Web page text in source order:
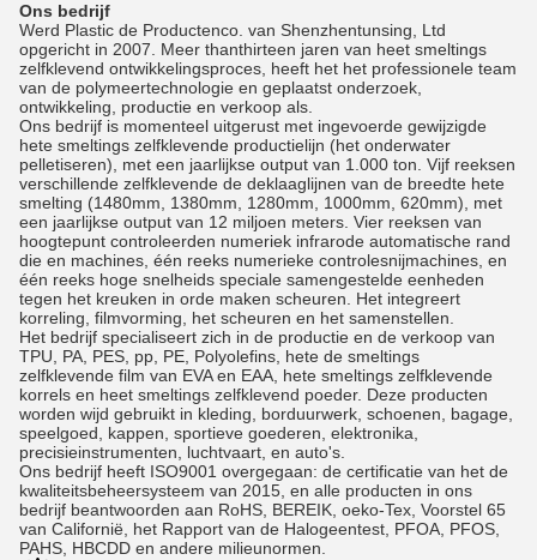
Ons bedrijf
Werd Plastic de Productenco. van Shenzhentunsing, Ltd
opgericht in 2007. Meer thanthirteen jaren van heet smeltings
zelfklevend ontwikkelingsproces, heeft het het professionele team
van de polymeertechnologie en geplaatst onderzoek,
ontwikkeling, productie en verkoop als.
Ons bedrijf is momenteel uitgerust met ingevoerde gewijzigde
hete smeltings zelfklevende productielijn (het onderwater
pelletiseren), met een jaarlijkse output van 1.000 ton. Vijf reeksen
verschillende zelfklevende de deklaaglijnen van de breedte hete
smelting (1480mm, 1380mm, 1280mm, 1000mm, 620mm), met
een jaarlijkse output van 12 miljoen meters. Vier reeksen van
hoogtepunt controleerden numeriek infrarode automatische rand
die en machines, één reeks numerieke controlesnijmachines, en
één reeks hoge snelheids speciale samengestelde eenheden
tegen het kreuken in orde maken scheuren. Het integreert
korreling, filmvorming, het scheuren en het samenstellen.
Het bedrijf specialiseert zich in de productie en de verkoop van
TPU, PA, PES, pp, PE, Polyolefins, hete de smeltings
zelfklevende film van EVA en EAA, hete smeltings zelfklevende
korrels en heet smeltings zelfklevend poeder. Deze producten
worden wijd gebruikt in kleding, borduurwerk, schoenen, bagage,
speelgoed, kappen, sportieve goederen, elektronika,
precisieinstrumenten, luchtvaart, en auto's.
Ons bedrijf heeft ISO9001 overgegaan: de certificatie van het de
kwaliteitsbeheersysteem van 2015, en alle producten in ons
bedrijf beantwoorden aan RoHS, BEREIK, oeko-Tex, Voorstel 65
van Californië, het Rapport van de Halogeentest, PFOA, PFOS,
PAHS, HBCDD en andere milieunormen.